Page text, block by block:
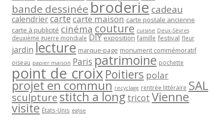
bande dessinée broderie cadeau
calendriercartecarte maison carte postale ancienne
carte à publicité cinéma couture cuisine Deux-Sèvres
deuxième guerre mondiale DIY exposition famille festival fleur
jardin lecture marque-page monument commémoratif
oiseau papier maison Paris patrimoine pochette
point de croixPoitiers polar
projet en commun recyclage rentrée littéraire SAL
sculpturestitch a long tricot Vienne
visite États-Unis église